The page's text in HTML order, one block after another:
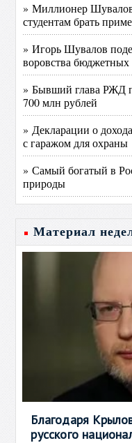
» Миллионер
студентам брать
» Игорь Шувалов
воровства бюджетных
» Бывший глава РЖД
700 млн рублей
» Декларации о
с гаражом для охраны
» Самый богатый в
природы
Материал
Благодаря
русского